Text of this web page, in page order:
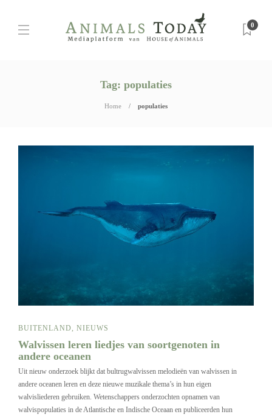
0
Tag: populaties
Home populaties
BUITENLAND NIEUWS
Walvissen leren liedjes van soortgenoten in
andere oceanen
Uit nieuw onderzoek blijkt dat bultrugwalvissen melodieën van walvissen in
andere oceanen leren en deze nieuwe muzikale thema’s in hun eigen
walvisliederen gebruiken. Wetenschappers onderzochten opnamen van
walvispopulaties in de Atlantische en Indische Oceaan en publiceerden hun